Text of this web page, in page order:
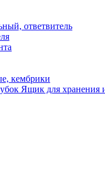
ответвитель
кембрики
Ящик для хранения